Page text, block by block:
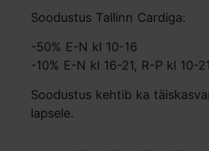
Soodustus Tallinn Cardiga:
-50% E-N kl 10-16
-10% E-N kl 16-21, R-P kl 10-21
Soodustus kehtib ka
lapsele.